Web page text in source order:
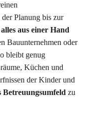
Planung bis zur
alles aus einer Hand
Bauunternehmen oder
bleibt genug
Küchen und
der Kinder und
Betreuungsumfeld zu